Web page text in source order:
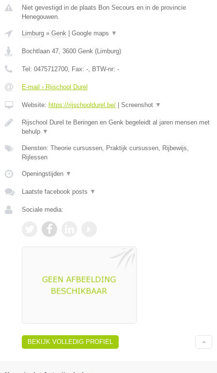
Niet gevestigd in de plaats Bon Secours en in de provincie
Henegouwen.
Limburg » Genk Google maps ▼
Bochtlaan 47, 3600 Genk (Limburg)
Tel: 0475712700, Fax: -, BTW-nr: -
E-mail › Rijschool Durel
Website: https://rijschooldurel.be/ Screenshot ▼
Rijschool Durel te Beringen en Genk begeleidt al jaren mensen met
behulp ▼
Diensten: Theorie cursussen, Praktijk cursussen, Rijbewijs,
Rijlessen
Openingstijden ▼
Laatste facebook posts ▼
Sociale media:
BEKIJK VOLLEDIG PROFIEL